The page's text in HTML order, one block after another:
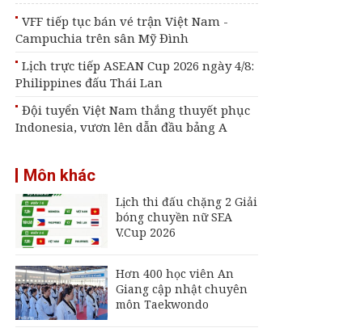
VFF tiếp tục bán vé trận Việt Nam -
Campuchia trên sân Mỹ Đình
Lịch trực tiếp ASEAN Cup 2026 ngày 4/8:
Philippines đấu Thái Lan
Đội tuyển Việt Nam thắng thuyết phục
Indonesia, vươn lên dẫn đầu bảng A
Môn khác
Lịch thi đấu chặng 2 Giải
bóng chuyền nữ SEA
V.Cup 2026
Hơn 400 học viên An
Giang cập nhật chuyên
môn Taekwondo